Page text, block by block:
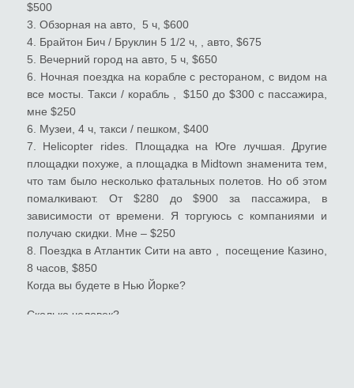
$500
3. Обзорная на авто, 5 ч, $600
4. Брайтон Бич / Бруклин 5 1/2 ч, , авто, $675
5. Вечерний город на авто, 5 ч, $650
6. Ночная поездка на корабле с рестораном, с видом на
все мосты. Такси / корабль , $150 до $300 с пассажира,
мне $250
6. Музеи, 4 ч, такси / пешком, $400
7. Helicopter rides. Площадка на Юге лучшая. Другие
площадки похуже, а площадка в Midtown знаменита тем,
что там было несколько фатальных полетов. Но об этом
помалкивают. От $280 до $900 за пассажира, в
зависимости от времени. Я торгуюсь с компаниями и
получаю скидки. Mнe – $250
8. Поездка в Атлантик Сити на авто , посещение Казино,
8 часов, $850
Когда вы будете в Нью Йорке?
Сколько человек?